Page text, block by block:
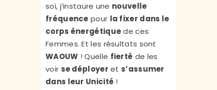
soi, j’instaure une nouvelle
fréquence pour la fixer dans le
corps énergétiquede ces
Femmes. Et les résultats sont
WAOUW ! Quelle fierté de les
voir se déployer et s’assumer
dans leur Unicité !